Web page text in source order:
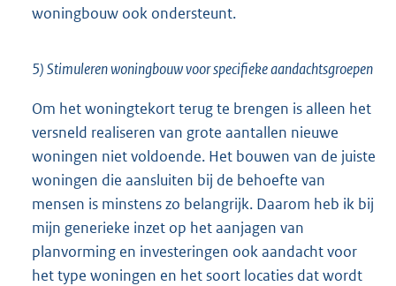
woningbouw ook ondersteunt.
5) Stimuleren woningbouw voor specifieke aandachtsgroepen
Om het woningtekort terug te brengen is alleen het
versneld realiseren van grote aantallen nieuwe
woningen niet voldoende. Het bouwen van de juiste
woningen die aansluiten bij de behoefte van
mensen is minstens zo belangrijk. Daarom heb ik bij
mijn generieke inzet op het aanjagen van
planvorming en investeringen ook aandacht voor
het type woningen en het soort locaties dat wordt